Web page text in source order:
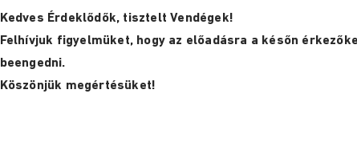
Kedves Érdeklődők, tisztelt Vendégek!
Felhívjuk figyelmüket, hogy az előadásra a későn
beengedni.
Köszönjük megértésüket!